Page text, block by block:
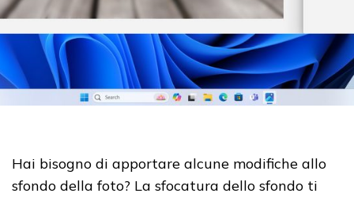
Hai bisogno di apportare alcune modifiche allo
sfondo della foto? La sfocatura dello sfondo ti